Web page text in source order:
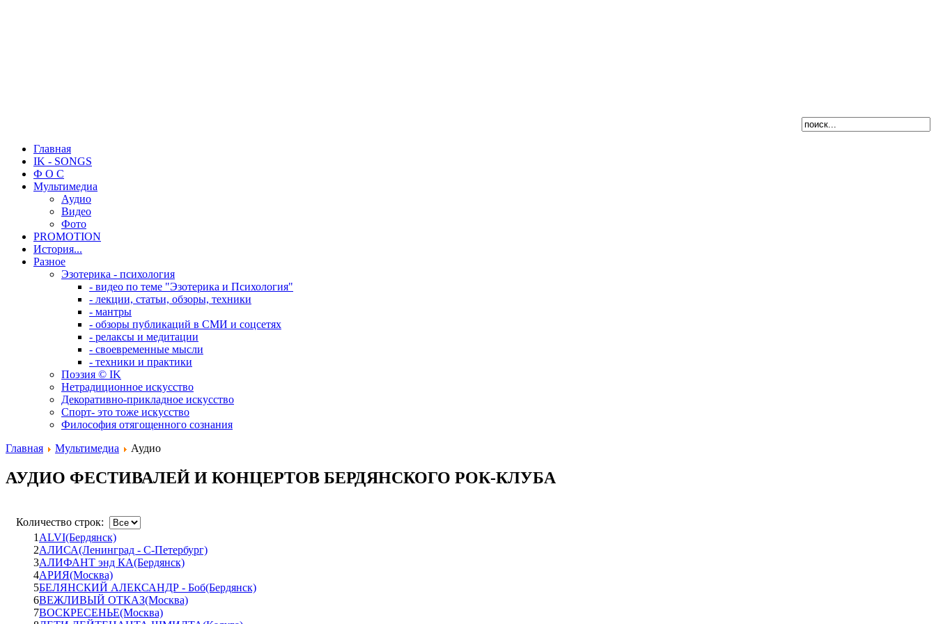
Главная
IK - SONGS
Ф О С
Мультимедиа
Аудио
Видео
Фото
PROMOTION
История...
Разное
Эзотерика - психология
- видео по теме "Эзотерика и Психология"
- лекции, статьи, обзоры, техники
- мантры
- обзоры публикаций в СМИ и соцсетях
- релаксы и медитации
- своевременные мысли
- техники и практики
Поэзия © IK
Нетрадиционное искусство
Декоративно-прикладное искусство
Спорт- это тоже искусство
Философия отягощенного сознания
Главная
Мультимедиа Аудио
АУДИО ФЕСТИВАЛЕЙ И КОНЦЕРТОВ БЕРДЯНСКОГО РОК-КЛУБА
Количество строк:
1 ALVI(Бердянск)
2АЛИСА(Ленинград - С-Петербург)
3АЛИФАНТ энд КА(Бердянск)
4АРИЯ(Москва)
5БЕЛЯНСКИЙ АЛЕКСАНДР - Боб(Бердянск)
6ВЕЖЛИВЫЙ ОТКАЗ(Москва)
7ВОСКРЕСЕНЬЕ(Москва)